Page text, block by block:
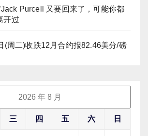
Purcell 又要回来了，可能你都
开过
(周二)收跌12月合约报82.46美分/磅
2026 年 8 月
三 四 五 六 日